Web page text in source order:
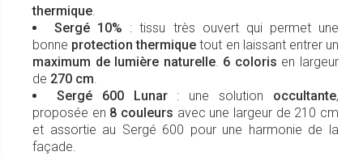
thermique.
Sergé 10% : tissu très ouvert qui permet une
bonne protection thermique tout en laissant entrer un
maximum de lumière naturelle. 6 coloris en largeur
de 270 cm.
Sergé 600
Lunar : une solution occultante,
proposée en 8 couleurs avec une largeur de 210 cm
et assortie au Sergé 600 pour une harmonie de la
façade.